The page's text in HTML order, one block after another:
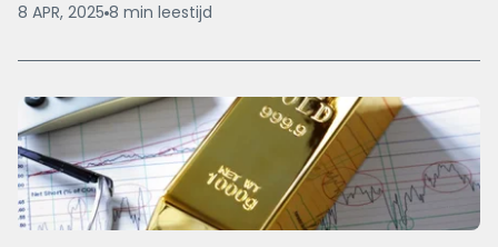
8 APR, 2025 8 min leestijd